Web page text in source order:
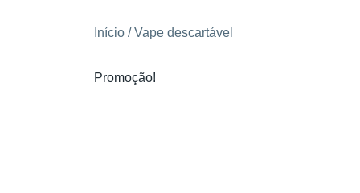
Início /Vape descartável
Promoção!